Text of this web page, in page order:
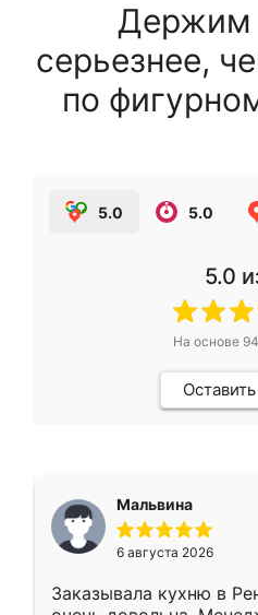
Держим
серьезнее,
по
5.0 5.0
5.0
На основе
Мальвина
6 августа 2026
Заказывала кухню в